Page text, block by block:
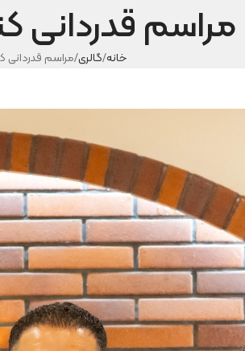
مراسم قدردانی
خانه گالری مراسم قدردانی